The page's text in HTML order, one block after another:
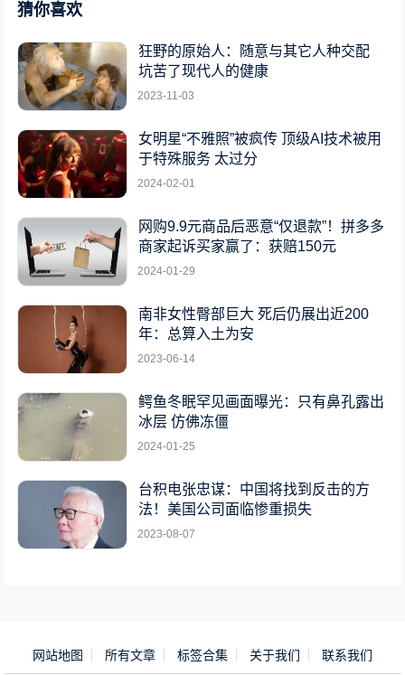
猜你喜欢
狂野的原始人：随意与其它人种交配
坑苦了现代人的健康
2023-11-03
女明星“不雅照”被疯传 顶级AI技术被用
于特殊服务 太过分
2024-02-01
网购9.9元商品后恶意“仅退款”！拼多多
商家起诉买家赢了：获赔150元
2024-01-29
南非女性臀部巨大 死后仍展出近200
年：总算入土为安
2023-06-14
鳄鱼冬眠罕见画面曝光：只有鼻孔露出
冰层 仿佛冻僵
2024-01-25
台积电张忠谋：中国将找到反击的方
法！美国公司面临惨重损失
2023-08-07
网站地图 所有文章 标签合集 关于我们 联系我们